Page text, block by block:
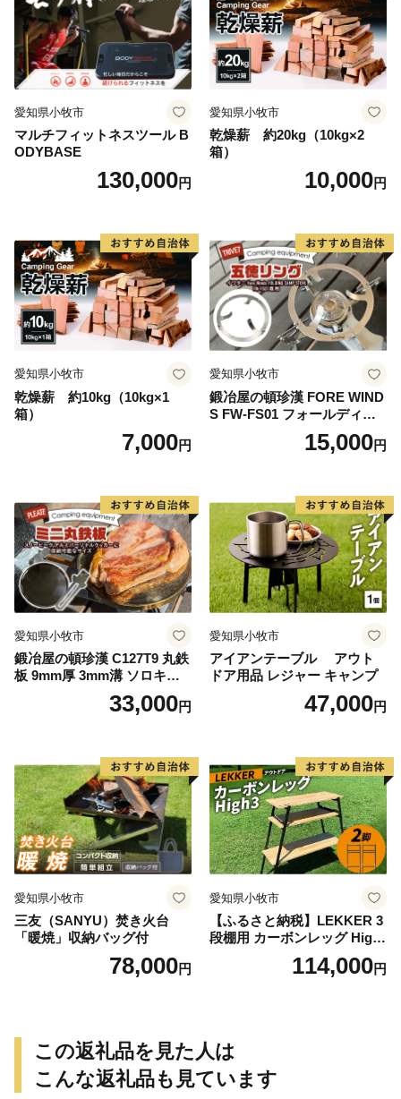
愛知県小牧市
マルチフィットネスツール B
ODYBASE
130,000円
愛知県小牧市
乾燥薪 約20kg（10kg×2
箱）
10,000円
愛知県小牧市
乾燥薪 約10kg（10kg×1
箱）
7,000円
愛知県小牧市
鍛冶屋の頓珍漢 FORE WIND
S FW-FS01 フォールディン
グ キャンプストーブ専用 五
15,000円
愛知県小牧市
鍛冶屋の頓珍漢 C127T9 丸鉄
板 9mm厚 3mm溝 ソロキャ
ンプ用 専用ハンドル付き ス
ノーピーク アルミパーソナ
33,000円
愛知県小牧市
アイアンテーブル アウト
ドア用品 レジャー キャンプ
47,000円
愛知県小牧市
三友（SANYU）焚き火台
「暖焼」収納バッグ付
78,000円
愛知県小牧市
【ふるさと納税】LEKKER 3
段棚用 カーボンレッグ High
3 2脚 キャンプ アウトドア ソ
ロキャン カーボン アウトド
県 小牧市 送料無料
114,000円
この返礼品を見た人は
こんな返礼品も見ています